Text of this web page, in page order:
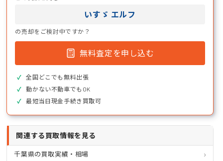
いすゞ エルフ
の売却をご検討中ですか？
無料査定を申し込む
全国どこでも無料出張
動かない不動車でもOK
最短当日現金手続き買取可
関連する買取情報を見る
千葉県の買取実績・相場